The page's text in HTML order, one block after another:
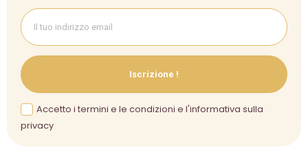
Iscrizione !
Accetto i termini e le condizioni e l'informativa sulla
privacy